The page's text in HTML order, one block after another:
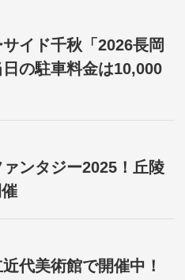
イド千秋「2026長岡
の駐車料金は10,000
ンタジー2025！丘陵
代美術館で開催中！